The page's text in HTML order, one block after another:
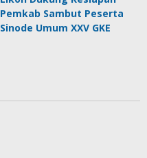
Pemkab Sambut Peserta
Sinode Umum XXV GKE